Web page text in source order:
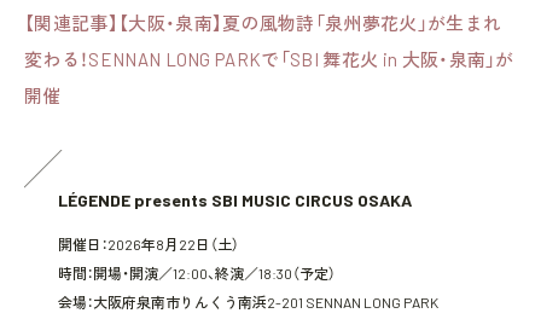
【関連記事】【大阪・泉南】夏の風物詩「泉州夢花火」が生まれ
変わる！SENNAN LONG PARKで「SBI 舞花火 in 大阪・泉南」が
開催
LÉGENDE presents SBI MUSIC CIRCUS OSAKA
開催日：2026年8月22日（土）
時間：開場・開演／12:00、終演／18:30（予定）
会場：大阪府泉南市りんくう南浜2-201 SENNAN LONG PARK